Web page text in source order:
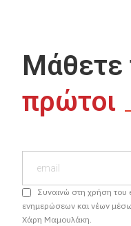
Μάθετε
πρώτοι
Συναινώ στη χρήση του
ενημερώσεων και νέων
Χάρη Μαμουλάκη.